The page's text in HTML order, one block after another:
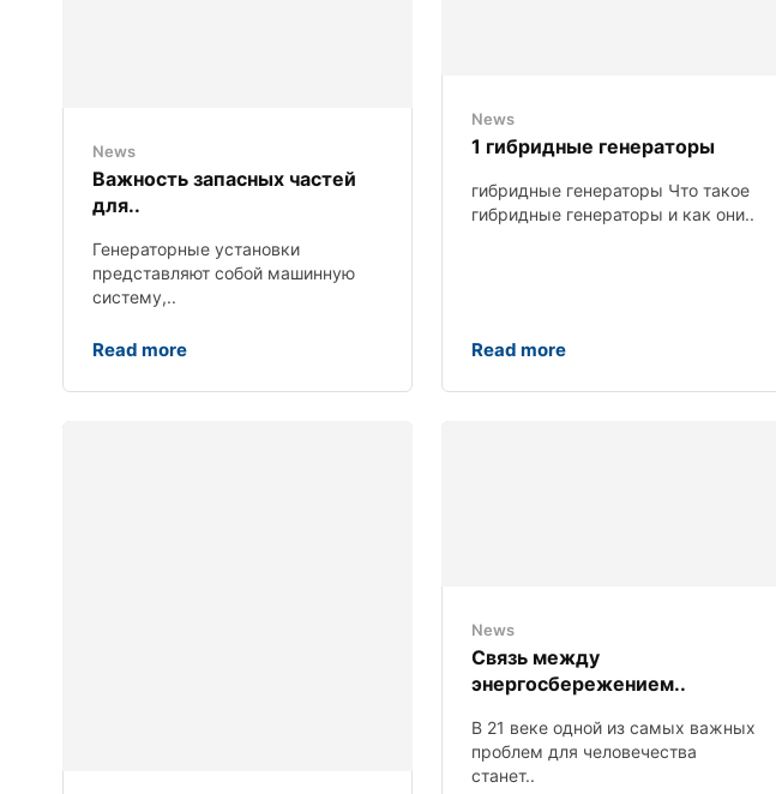
News
Важность запасных частей
для..
Генераторные установки
представляют собой машинную
систему,..
Read more
News
1 гибридные генераторы
гибридные генераторы Что такое
гибридные генераторы и как они..
Read more
News
Связь между
энергосбережением..
В 21 веке одной из самых важных
проблем для человечества
станет..